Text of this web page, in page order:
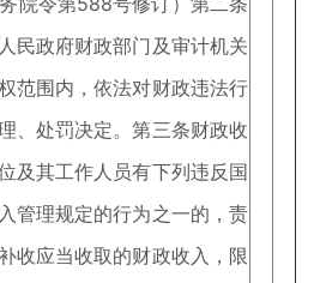
民政府财政部门及审计机关
范围内，依法对财政违法行
、处罚决定。第三条财政收
及其工作人员有下列违反国
管理规定的行为之一的，责
收应当收取的财政收入，限